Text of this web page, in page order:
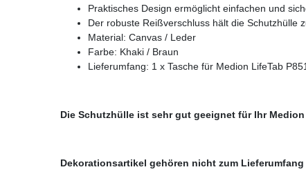
Praktisches Design ermöglicht einfachen und
Der robuste Reißverschluss hält die Schutzhülle
Material: Canvas / Leder
Farbe: Khaki / Braun
Lieferumfang: 1 x Tasche für Medion LifeTab
Die Schutzhülle ist sehr gut geeignet für Ihr
Dekorationsartikel gehören nicht zum Lieferumfang